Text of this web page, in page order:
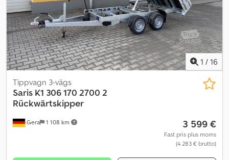
varmförzinkat chassi samt V-drag. Som tillvalsutrustning för
tippsläp finns ramper, bakstöd, gallerpåbyggnad, lämpåbyggnad,
högkapell, flakpresenning, nät och laddare tillgängliga mot extra
kostnad.
1 / 16
Gera 1 108 km
Tippvagn 3-vägs
Saris K1 306 170 2700 2
Rückwärtskipper
3 599 €
Fast pris plus moms
(4 283 € brutto)